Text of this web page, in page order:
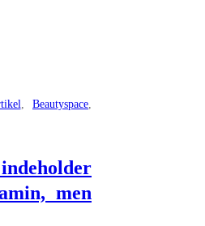
Beautyspace
men